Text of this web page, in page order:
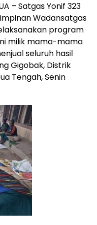
– Satgas Yonif 323
Wadansatgas
program
milik mama-mama
seluruh hasil
Gigobak, Distrik
Tengah, Senin